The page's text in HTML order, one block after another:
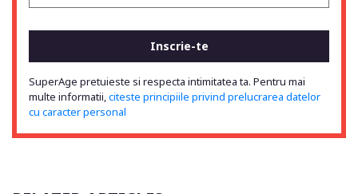
SuperAge pretuieste si respecta intimitatea ta. Pentru mai
multe informatii,citeste principiile privind prelucrarea datelor
cu caracter personal